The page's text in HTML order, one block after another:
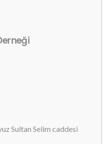
Sultan Selim caddesi